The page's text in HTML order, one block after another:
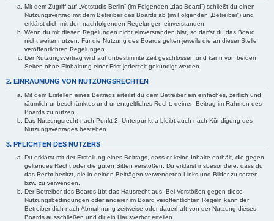
Mit dem Zugriff auf „Vetstudis-Berlin“ (im Folgenden „das Board“) schließt du einen
Nutzungsvertrag mit dem Betreiber des Boards ab (im Folgenden „Betreiber“) und
erklärst dich mit den nachfolgenden Regelungen einverstanden.
Wenn du mit diesen Regelungen nicht einverstanden bist, so darfst du das Board
nicht weiter nutzen. Für die Nutzung des Boards gelten jeweils die an dieser Stelle
veröffentlichten Regelungen.
Der Nutzungsvertrag wird auf unbestimmte Zeit geschlossen und kann von beiden
Seiten ohne Einhaltung einer Frist jederzeit gekündigt werden.
2. EINRÄUMUNG VON NUTZUNGSRECHTEN
Mit dem Erstellen eines Beitrags erteilst du dem Betreiber ein einfaches, zeitlich und
räumlich unbeschränktes und unentgeltliches Recht, deinen Beitrag im Rahmen des
Boards zu nutzen.
Das Nutzungsrecht nach Punkt 2, Unterpunkt a bleibt auch nach Kündigung des
Nutzungsvertrages bestehen.
3. PFLICHTEN DES NUTZERS
Du erklärst mit der Erstellung eines Beitrags, dass er keine Inhalte enthält, die gegen
geltendes Recht oder die guten Sitten verstoßen. Du erklärst insbesondere, dass du
das Recht besitzt, die in deinen Beiträgen verwendeten Links und Bilder zu setzen
bzw. zu verwenden.
Der Betreiber des Boards übt das Hausrecht aus. Bei Verstößen gegen diese
Nutzungsbedingungen oder anderer im Board veröffentlichten Regeln kann der
Betreiber dich nach Abmahnung zeitweise oder dauerhaft von der Nutzung dieses
Boards ausschließen und dir ein Hausverbot erteilen.